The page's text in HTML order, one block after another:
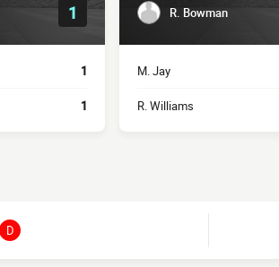
1
1
1
R. Bowman
M. Jay
R. Williams
D